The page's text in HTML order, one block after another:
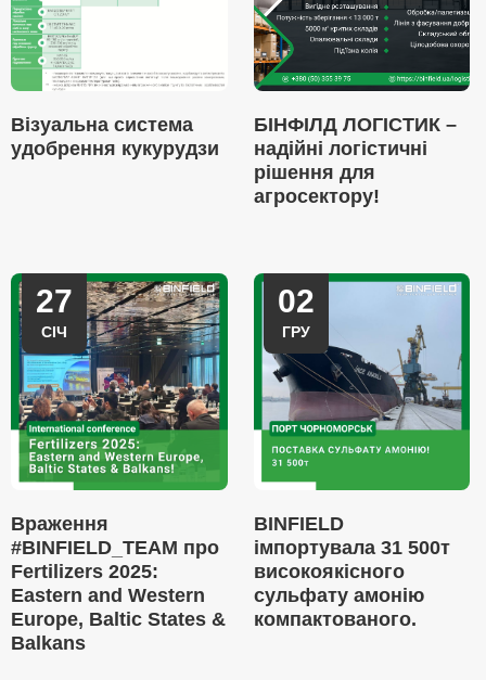
Візуальна система
удобрення кукурудзи
БІНФІЛД ЛОГІСТИК –
надійні логістичні
рішення для
агросектору!
27
СІЧ
Враження
#BINFIELD_TEAM про
Fertilizers 2025:
Eastern and Western
Europe, Baltic States &
Balkans
02
ГРУ
BINFIELD
імпортувала 31 500т
високоякісного
сульфату амонію
компактованого.